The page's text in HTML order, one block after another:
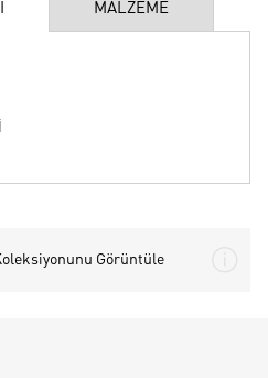
MALZEME
Görüntüle